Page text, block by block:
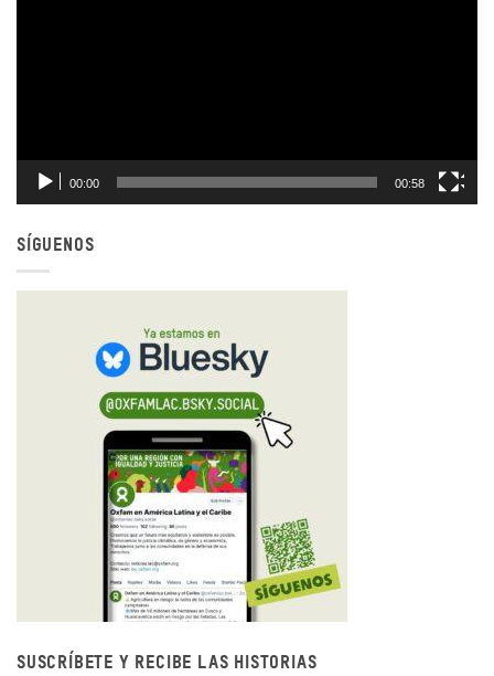
00:00 00:58
SÍGUENOS
SUSCRÍBETE Y RECIBE LAS HISTORIAS